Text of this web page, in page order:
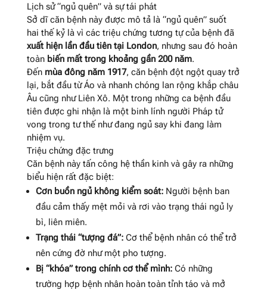
Lịch sử “ngủ quên” và sự tái phát
Sở dĩ căn bệnh này được mô tả là “ngủ quên” suốt
hai thế kỷ là vì các triệu chứng tương tự của bệnh đã
xuất hiện lần đầu tiên tại London, nhưng sau đó hoàn
toàn biến mất trong khoảng gần 200 năm.
Đến mùa đông năm 1917, căn bệnh đột ngột quay trở
lại, bắt đầu từ Áo và nhanh chóng lan rộng khắp châu
Âu cũng như Liên Xô. Một trong những ca bệnh đầu
tiên được ghi nhận là một binh lính người Pháp tử
vong trong tư thế như đang ngủ say khi đang làm
nhiệm vụ.
Triệu chứng đặc trưng
Căn bệnh này tấn công hệ thần kinh và gây ra những
biểu hiện rất đặc biệt:
Cơn buồn ngủ không kiểm soát:Người bệnh ban
đầu cảm thấy mệt mỏi và rơi vào trạng thái ngủ ly
bì, liên miên.
Trạng thái “tượng đá”:Cơ thể bệnh nhân có thể trở
nên cứng đờ như một pho tượng.
Bị “khóa” trong chính cơ thể mình:Có những
trường hợp bệnh nhân hoàn toàn tỉnh táo và mở